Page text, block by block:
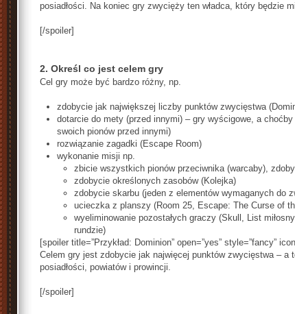
posiadłości. Na koniec gry zwycięży ten władca, który będzie
[/spoiler]
2. Określ co jest celem gry
Cel gry może być bardzo różny, np.
zdobycie jak największej liczby punktów zwycięstwa
dotarcie do mety (przed innymi) – gry wyścigowe, a
swoich pionów przed innymi)
rozwiązanie zagadki (Escape Room)
wykonanie misji np.
zbicie wszystkich pionów przeciwnika (warcaby),
zdobycie określonych zasobów (Kolejka)
zdobycie skarbu (jeden z elementów wymaganych do
ucieczka z planszy (Room 25, Escape: The Curse of
wyeliminowanie pozostałych graczy (Skull, List
rundzie)
[spoiler title=”Przykład: Dominion” open=”yes” style=”fancy”
Celem gry jest zdobycie jak najwięcej punktów zwycięstwa – a
posiadłości, powiatów i prowincji.
[/spoiler]